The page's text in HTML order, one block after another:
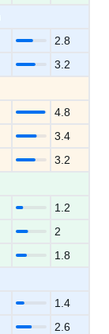
2.8
3.2
4.8
3.4
3.2
1.2
2
1.8
1.4
2.6